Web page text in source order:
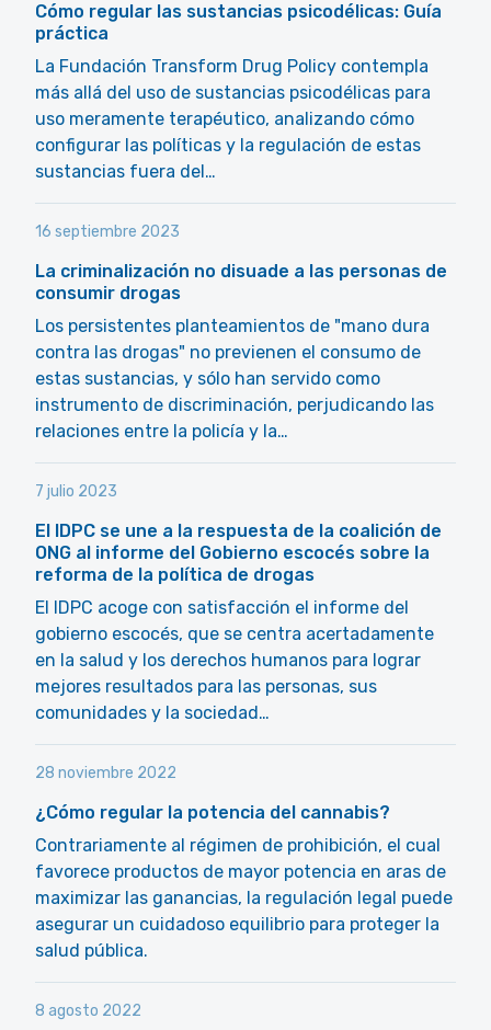
Cómo regular las sustancias psicodélicas: Guía
práctica
La Fundación Transform Drug Policy contempla
más allá del uso de sustancias psicodélicas para
uso meramente terapéutico, analizando cómo
configurar las políticas y la regulación de estas
sustancias fuera del…
16 septiembre 2023
La criminalización no disuade a las personas de
consumir drogas
Los persistentes planteamientos de "mano dura
contra las drogas" no previenen el consumo de
estas sustancias, y sólo han servido como
instrumento de discriminación, perjudicando las
relaciones entre la policía y la…
7 julio 2023
El IDPC se une a la respuesta de la coalición de
ONG al informe del Gobierno escocés sobre la
reforma de la política de drogas
El IDPC acoge con satisfacción el informe del
gobierno escocés, que se centra acertadamente
en la salud y los derechos humanos para lograr
mejores resultados para las personas, sus
comunidades y la sociedad…
28 noviembre 2022
¿Cómo regular la potencia del cannabis?
Contrariamente al régimen de prohibición, el cual
favorece productos de mayor potencia en aras de
maximizar las ganancias, la regulación legal puede
asegurar un cuidadoso equilibrio para proteger la
salud pública.
8 agosto 2022